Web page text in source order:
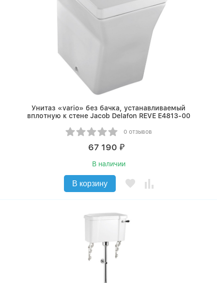
Унитаз «vario» без бачка, устанавливаемый
вплотную к стене Jacob Delafon REVE E4813-00
0 отзывов
67 190 ₽
В наличии
В корзину